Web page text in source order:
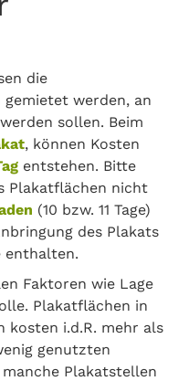
die
werden, an
sollen. Beim
, können Kosten
entstehen. Bitte
Plakatflächen nicht
(10 bzw. 11 Tage)
des Plakats
enthalten.
Faktoren wie Lage
Plakatflächen in
kosten i.d.R. mehr als
genutzten
Plakatstellen